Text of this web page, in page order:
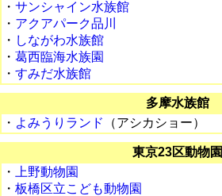
・ サンシャイン水族館
・ アクアパーク品川
・ しながわ水族館
・ 葛西臨海水族園
・ すみだ水族館
多摩水族館
・ よみうりランド （アシカショー）
東京23区動物園
・
上野動物園
・ 板橋区立こども動物園